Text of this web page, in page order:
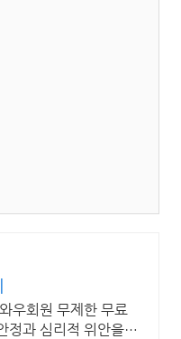
우회원 무제한 무료
정과 심리적 위안을